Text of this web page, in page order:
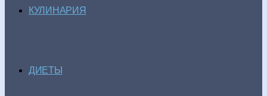
КУЛИНАРИЯ
ДИЕТЫ